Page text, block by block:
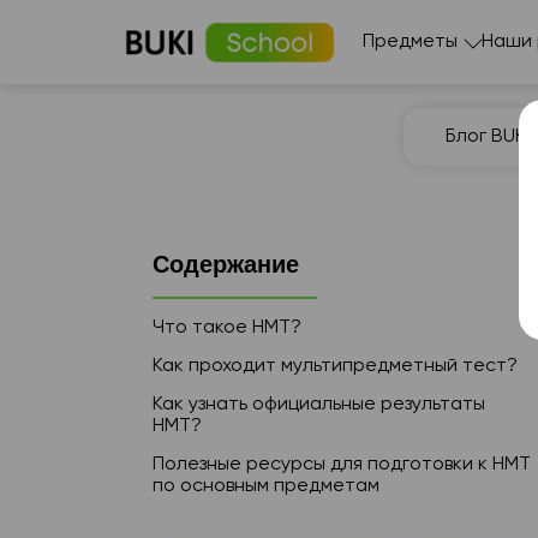
Предметы Наши
Блог BUKI
Содержание
Что такое НМТ?
Как проходит мультипредметный тест?
Как узнать официальные результаты
НМТ?
Полезные ресурсы для подготовки к НМТ
по основным предметам